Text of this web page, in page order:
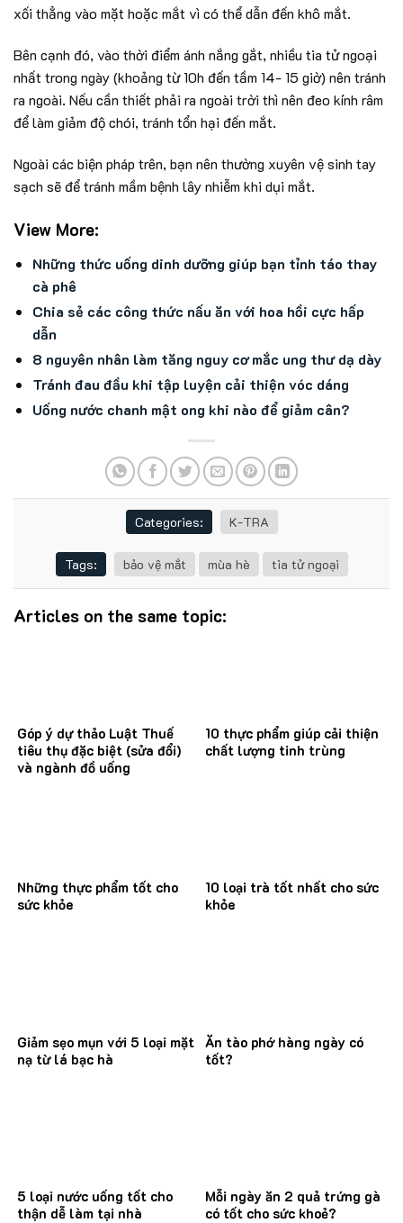
xối thẳng vào mặt hoặc mắt vì có thể dẫn đến khô mắt.
Bên cạnh đó, vào thời điểm ánh nắng gắt, nhiều tia tử ngoại
nhất trong ngày (khoảng từ 10h đến tầm 14- 15 giờ) nên tránh
ra ngoài. Nếu cần thiết phải ra ngoài trời thì nên đeo kính râm
để làm giảm độ chói, tránh tổn hại đến mắt.
Ngoài các biện pháp trên, bạn nên thường xuyên vệ sinh tay
sạch sẽ để tránh mầm bệnh lây nhiễm khi dụi mắt.
View More:
Những thức uống dinh dưỡng giúp bạn tỉnh táo thay
cà phê
Chia sẻ các công thức nấu ăn với hoa hồi cực hấp
dẫn
8 nguyên nhân làm tăng nguy cơ mắc ung thư dạ dày
Tránh đau đầu khi tập luyện cải thiện vóc dáng
Uống nước chanh mật ong khi nào để giảm cân?
Categories: K-TRA
Tags: bảo vệ mắt mùa hè tia tử ngoại
Articles on the same topic:
Góp ý dự thảo Luật Thuế
tiêu thụ đặc biệt (sửa đổi)
và ngành đồ uống
10 thực phẩm giúp cải thiện
chất lượng tinh trùng
Những thực phẩm tốt cho
sức khỏe
10 loại trà tốt nhất cho sức
khỏe
Giảm sẹo mụn với 5 loại mặt
nạ từ lá bạc hà
Ăn tào phớ hàng ngày có
tốt?
5 loại nước uống tốt cho
thận dễ làm tại nhà
Mỗi ngày ăn 2 quả trứng gà
có tốt cho sức khoẻ?